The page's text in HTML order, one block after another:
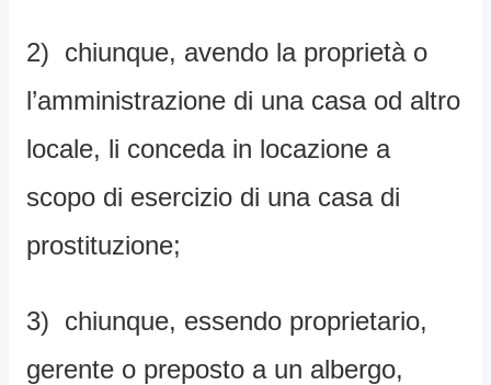
2) chiunque, avendo la proprietà o
l’amministrazione di una casa od altro
locale, li conceda in locazione a
scopo di esercizio di una casa di
prostituzione;
3) chiunque, essendo proprietario,
gerente o preposto a un albergo,